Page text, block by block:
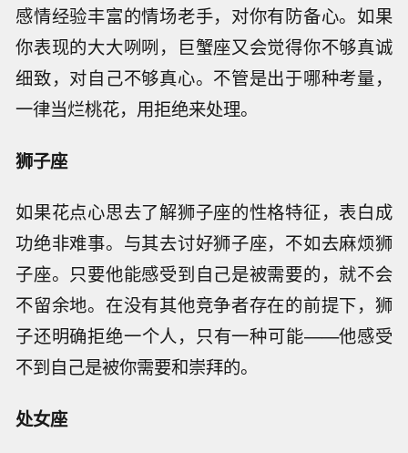
感情经验丰富的情场老手，对你有防备心。如果
你表现的大大咧咧，巨蟹座又会觉得你不够真诚
细致，对自己不够真心。不管是出于哪种考量，
一律当烂桃花，用拒绝来处理。
狮子座
如果花点心思去了解狮子座的性格特征，表白成
功绝非难事。与其去讨好狮子座，不如去麻烦狮
子座。只要他能感受到自己是被需要的，就不会
不留余地。在没有其他竞争者存在的前提下，狮
子还明确拒绝一个人，只有一种可能——他感受
不到自己是被你需要和崇拜的。
处女座